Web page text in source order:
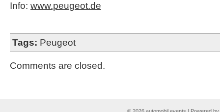
Info: www.peugeot.de
Tags: Peugeot
Comments are closed.